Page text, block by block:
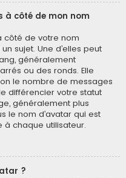
à côté de mon nom
côté de votre nom
sujet. Une d’elles peut
généralement
ou des ronds. Elle
le nombre de messages
différencier votre statut
généralement plus
le nom d’avatar qui est
à chaque utilisateur.
?